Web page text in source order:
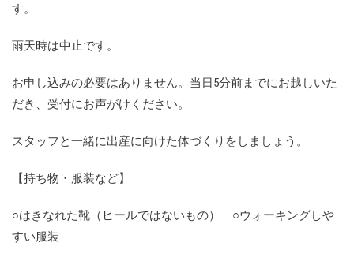
す。
雨天時は中止です。
お申し込みの必要はありません。当日5分前までにお越しいた
だき、受付にお声がけください。
スタッフと一緒に出産に向けた体づくりをしましょう。
【持ち物・服装など】
○はきなれた靴（ヒールではないもの） ○ウォーキングしや
すい服装